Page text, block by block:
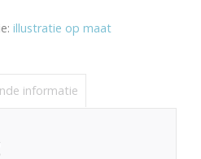
illustratie op maat
informatie